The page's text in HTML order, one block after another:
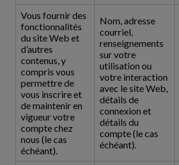
Vous fournir des
fonctionnalités
du site Web et
d’autres
contenus, y
compris vous
permettre de
vous inscrire et
de maintenir en
vigueur votre
compte chez
nous (le cas
échéant).
Nom, adresse
courriel,
renseignements
sur votre
utilisation ou
votre interaction
avec le site Web,
détails de
connexion et
détails du
compte (le cas
échéant).